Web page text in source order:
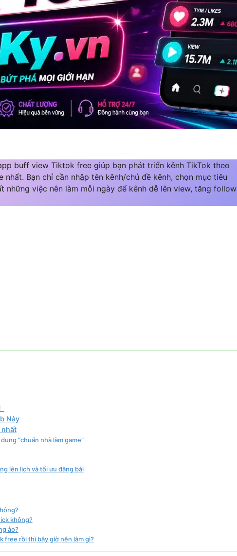
buff view Tiktok free giúp bạn phát triển kênh TikTok theo
Bạn chỉ cần nhập tên kênh/chủ đề kênh, chọn mục tiêu
những việc nên làm mỗi ngày để kênh dễ lên view, tăng follow
Này
nhất
“chuẩn nhà làm game”
lên lịch và tối ưu đăng bài
không?
ảo?
free rồi thì bây giờ nên làm gì?